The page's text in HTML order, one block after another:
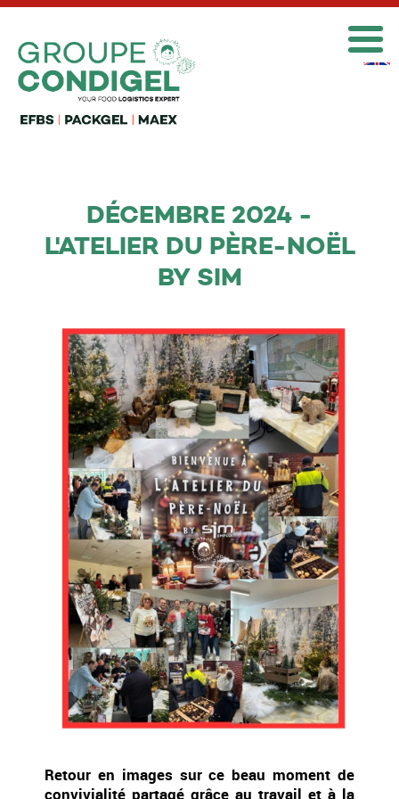

DÉCEMBRE 2024 -
L'ATELIER DU PÈRE-NOËL
BY SIM
Retour en images sur ce beau moment de
convivialité partagé grâce au travail et à la